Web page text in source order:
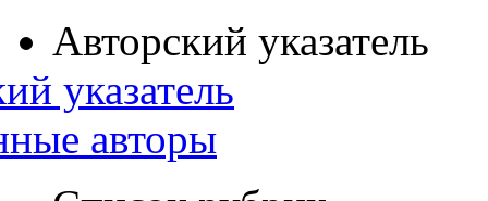
Авторский указатель
указатель
авторы